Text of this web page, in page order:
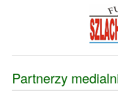
Partnerzy